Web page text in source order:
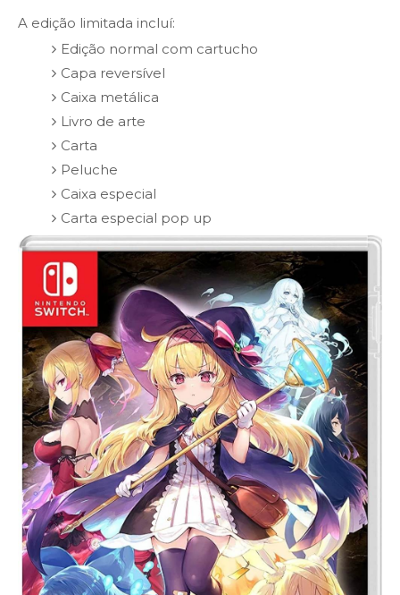
A edição limitada incluí:
Edição normal com cartucho
Capa reversível
Caixa metálica
Livro de arte
Carta
Peluche
Caixa especial
Carta especial pop up